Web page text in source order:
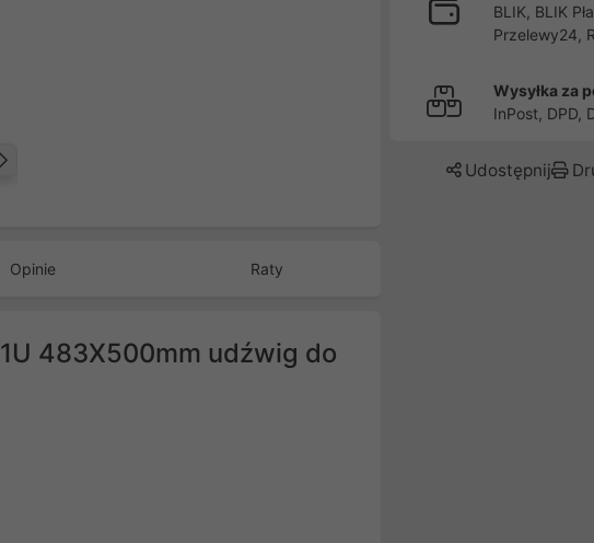
Opinie Raty
483X500mm udźwig do
BLIK, BLIK
Przelewy24,
Wysyłka za
InPost, DPD,
Udostępnij